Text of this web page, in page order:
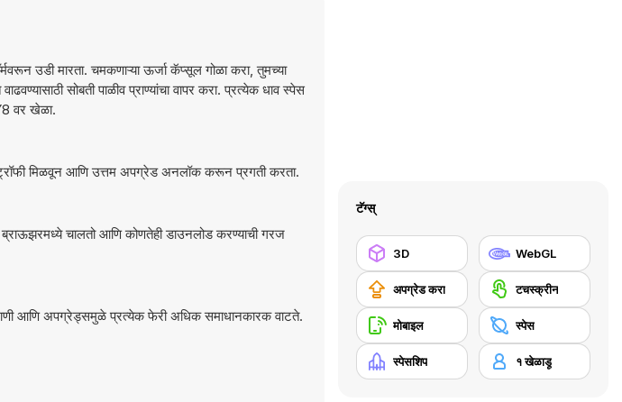
उडी मारता. चमकणाऱ्या ऊर्जा कॅप्सूल गोळा करा, तुमच्या
सोबती पाळीव प्राण्यांचा वापर करा. प्रत्येक धाव स्पेस
वर खेळा.
मिळवून आणि उत्तम अपग्रेड अनलॉक करून प्रगती करता.
आणि अपग्रेड्समुळे प्रत्येक फेरी अधिक समाधानकारक वाटते.
टॅग्स्
3D WebGL
अपग्रेड करा टचस्क्रीन
मोबाइल स्पेस
स्पेसशिप १ खेळाडू